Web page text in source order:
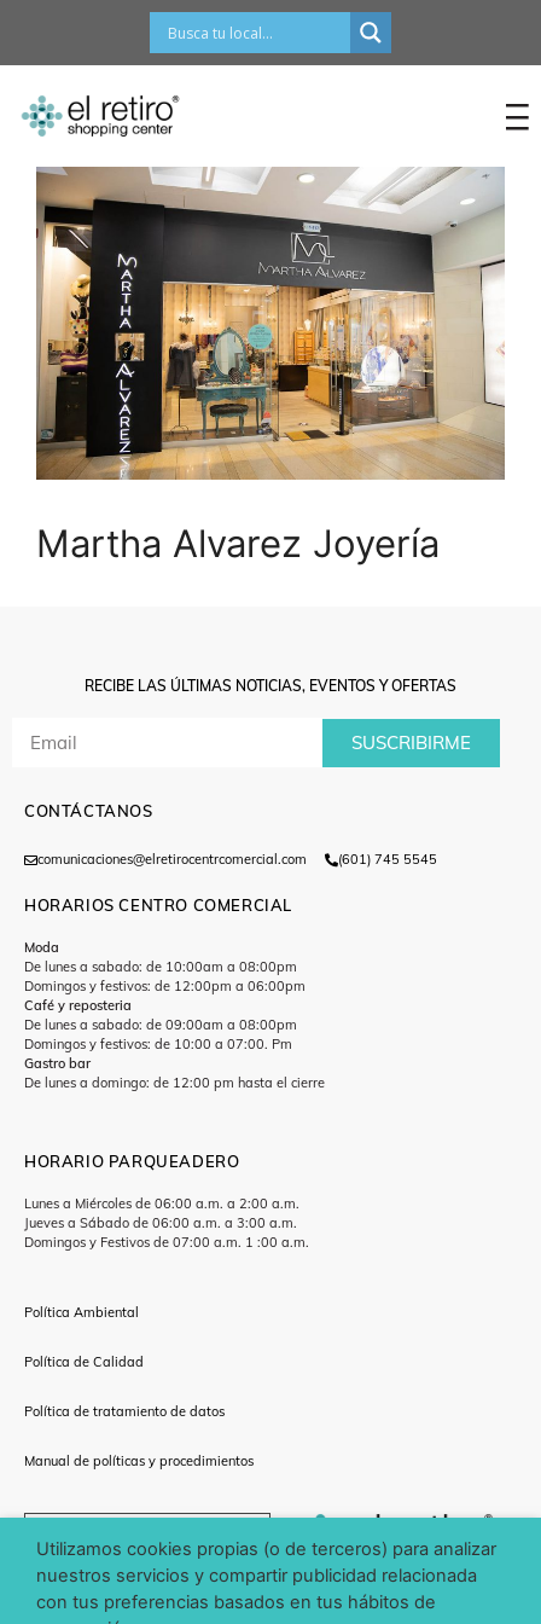
Martha Alvarez Joyería
RECIBE LAS ÚLTIMAS NOTICIAS, EVENTOS Y OFERTAS
SUSCRIBIRME
CONTÁCTANOS
comunicaciones@elretirocentrcomercial.com (601) 745 5545
HORARIOS CENTRO COMERCIAL
Moda
De lunes a sabado: de 10:00am a 08:00pm
Domingos y festivos: de 12:00pm a 06:00pm
Café y reposteria
De lunes a sabado: de 09:00am a 08:00pm
Domingos y festivos: de 10:00 a 07:00. Pm
Gastro bar
De lunes a domingo: de 12:00 pm hasta el cierre
HORARIO PARQUEADERO
Lunes a Miércoles de 06:00 a.m. a 2:00 a.m.
Jueves a Sábado de 06:00 a.m. a 3:00 a.m.
Domingos y Festivos de 07:00 a.m. 1 :00 a.m.
Política Ambiental
Política de Calidad
Política de tratamiento de datos
Manual de políticas y procedimientos
Utilizamos cookies propias (o de terceros) para analizar
nuestros servicios y compartir publicidad relacionada
con tus preferencias basados en tus hábitos de